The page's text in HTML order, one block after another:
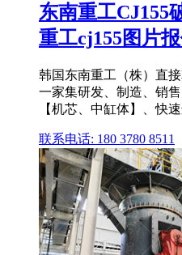
东南重工CJ155
重工cj155图片
韩国东南重工（株）直
一家集研发、制造、销
【机芯、中缸体】、快
联系电话: 180 3780 8511